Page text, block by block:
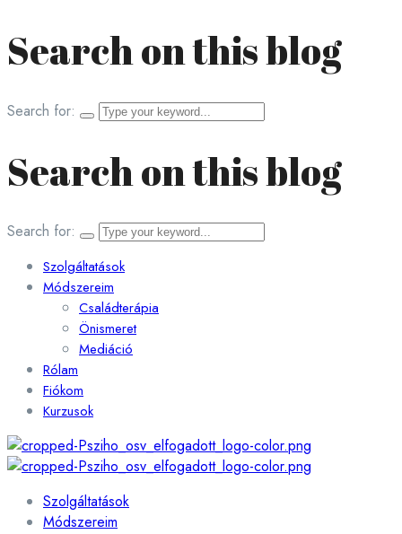
Search on this blog
Search for:
Search on this blog
Search for:
Szolgáltatások
Módszereim
Családterápia
Önismeret
Mediáció
Rólam
Fiókom
Kurzusok
Szolgáltatások
Módszereim